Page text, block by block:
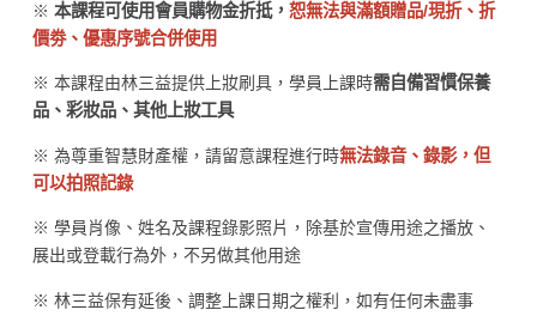
※ 本課程可使用會員購物金折抵， 恕無法與滿額贈品/現折、折
價劵、優惠序號合併使用
※ 本課程由林三益提供上妝刷具，學員上課時需自備習慣保養
品、彩妝品、其他上妝工具
※ 為尊重智慧財產權，請留意課程進行時無法錄音、錄影，但
可以拍照記錄
※ 學員肖像、姓名及課程錄影照片，除基於宣傳用途之播放、
展出或登載行為外，不另做其他用途
※ 林三益保有延後、調整上課日期之權利，如有任何未盡事